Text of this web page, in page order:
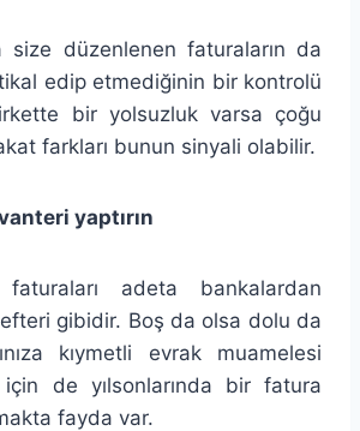
size düzenlenen faturaların da
edip etmediğinin bir kontrolü
bir yolsuzluk varsa çoğu
farkları bunun sinyali olabilir.
yaptırın
faturaları adeta bankalardan
gibidir. Boş da olsa dolu da
kıymetli evrak muamelesi
için de yılsonlarında bir fatura
fayda var.